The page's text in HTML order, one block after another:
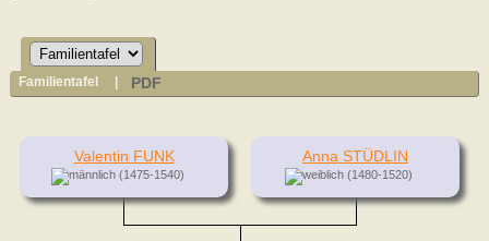
Familientafel PDF
Valentin FUNK
(1475-1540)
Anna STÜDLIN
(1480-1520)